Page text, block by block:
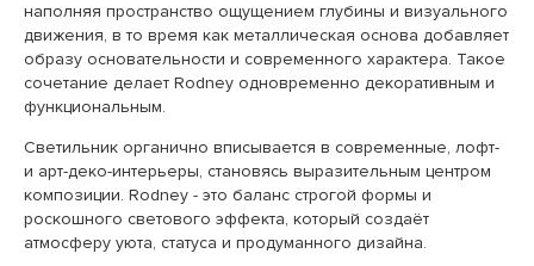
наполняя пространство ощущением глубины и визуального
движения, в то время как металлическая основа добавляет
образу основательности и современного характера. Такое
сочетание делает Rodney одновременно декоративным и
функциональным.
Светильник органично вписывается в современные, лофт-
и арт-деко-интерьеры, становясь выразительным центром
композиции. Rodney - это баланс строгой формы и
роскошного светового эффекта, который создаёт
атмосферу уюта, статуса и продуманного дизайна.